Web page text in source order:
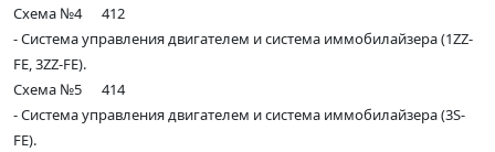
Схема №4 412
- Система управления двигателем и система иммобилайзера (1ZZ-
FE, 3ZZ-FE).
Схема №5 414
- Система управления двигателем и система иммобилайзера (3S-
FE).